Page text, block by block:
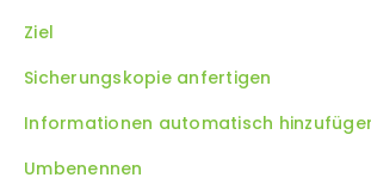
Ziel
Sicherungskopie anfertigen
Informationen automatisch
Umbenennen